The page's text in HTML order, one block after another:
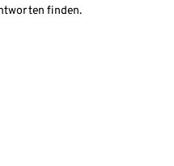
finden.